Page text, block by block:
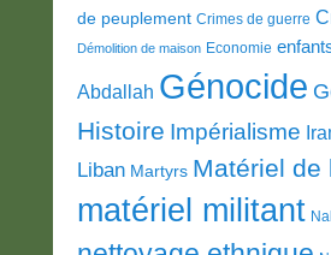
de peuplement Crimes de guerre
Démolition de maison Economie
Abdallah Génocide
Histoire Impérialisme
Liban Martyrs Matériel de
matériel militant